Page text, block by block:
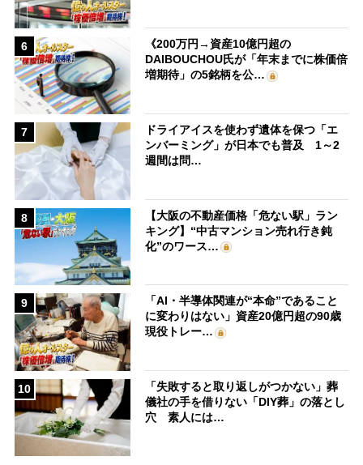
6
《200万円→資産10億円超の
DAIBOUCHOU氏が「年末までに株価倍
増期待」の5銘柄を公…
7
ドライアイスを使わず遺体を保つ「エ
ンバーミング」が日本でも普及 1～2
週間は問…
8
【大阪の不動産価格「危ない駅」ラン
キング】“中古マンション売れ行き鈍
化”のワース…
9
「AI・半導体関連が“本命”であること
に変わりはない」資産20億円超の90歳
現役トレー…
10
「失敗すると取り返しがつかない」葬
儀社の手を借りない「DIY葬」の落とし
穴 素人には…